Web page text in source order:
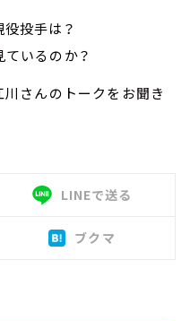
投手は？
ているのか？
さんのトークをお聞き
LINEで送る
ブクマ